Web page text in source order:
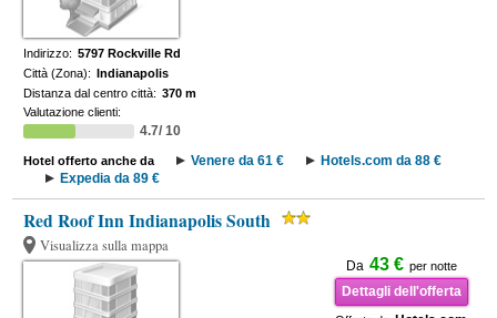
Indirizzo: 5797 Rockville Rd
Città (Zona): Indianapolis
Distanza dal centro città: 370 m
Valutazione clienti:
4.7/ 10
Hotel offerto anche da Venere da 61 €
Hotels.com da 88 €
Expedia da 89 €
Red Roof Inn Indianapolis South
Visualizza sulla mappa
Da 43 € per notte
Dettagli dell'offerta